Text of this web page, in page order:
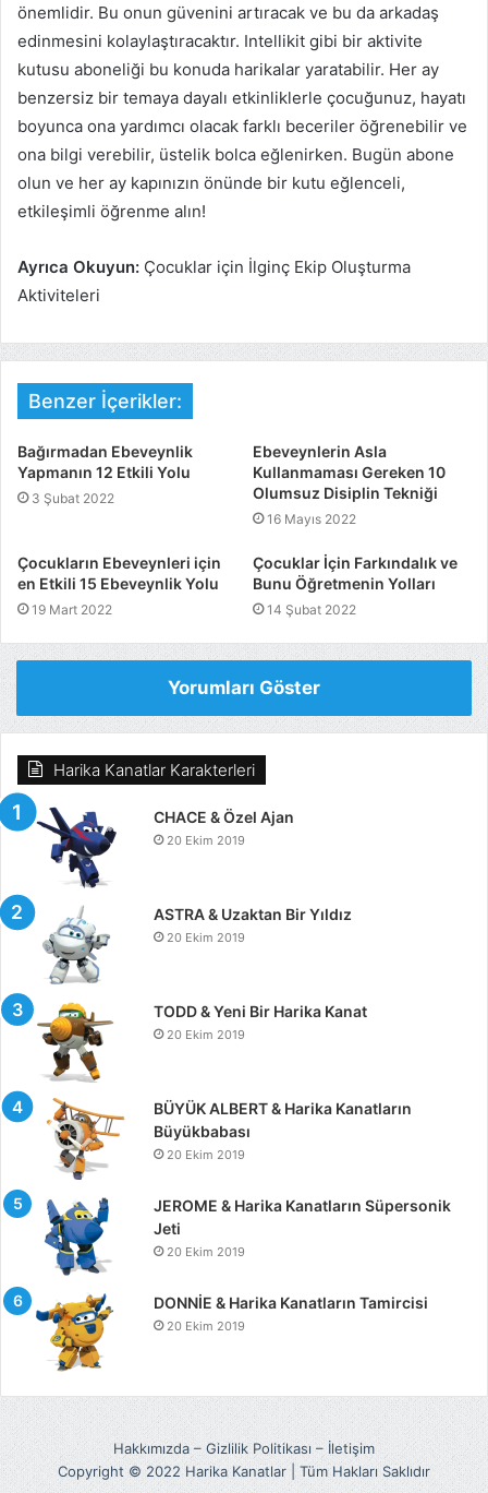
önemlidir. Bu onun güvenini artıracak ve bu da arkadaş
edinmesini kolaylaştıracaktır. Intellikit gibi bir aktivite
kutusu aboneliği bu konuda harikalar yaratabilir. Her ay
benzersiz bir temaya dayalı etkinliklerle çocuğunuz, hayatı
boyunca ona yardımcı olacak farklı beceriler öğrenebilir ve
ona bilgi verebilir, üstelik bolca eğlenirken. Bugün abone
olun ve her ay kapınızın önünde bir kutu eğlenceli,
etkileşimli öğrenme alın!
Ayrıca Okuyun: Çocuklar için İlginç Ekip Oluşturma
Aktiviteleri
Benzer İçerikler:
Bağırmadan Ebeveynlik
Yapmanın 12 Etkili Yolu
3 Şubat 2022
Ebeveynlerin Asla
Kullanmaması Gereken 10
Olumsuz Disiplin Tekniği
16 Mayıs 2022
Çocukların Ebeveynleri için
en Etkili 15 Ebeveynlik Yolu
19 Mart 2022
Çocuklar İçin Farkındalık ve
Bunu Öğretmenin Yolları
14 Şubat 2022
Yorumları Göster
Harika Kanatlar Karakterleri
CHACE & Özel Ajan
20 Ekim 2019
ASTRA & Uzaktan Bir Yıldız
20 Ekim 2019
TODD & Yeni Bir Harika Kanat
20 Ekim 2019
BÜYÜK ALBERT & Harika Kanatların
Büyükbabası
20 Ekim 2019
JEROME & Harika Kanatların Süpersonik
Jeti
20 Ekim 2019
DONNİE & Harika Kanatların Tamircisi
20 Ekim 2019
Hakkımızda – Gizlilik Politikası – İletişim
Copyright © 2022 Harika Kanatlar | Tüm Hakları Saklıdır